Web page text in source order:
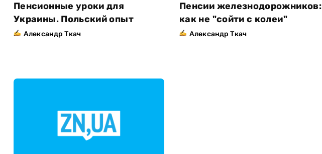
Пенсионные уроки для
Украины. Польский опыт
Александр Ткач
Пенсии железнодорожников:
как не "сойти с колеи"
Александр Ткач